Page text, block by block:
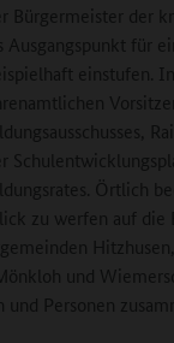
Bürgermeister der
Ausgangspunkt für
einstufen.
Örtlich
zu werfen auf
und
Personen